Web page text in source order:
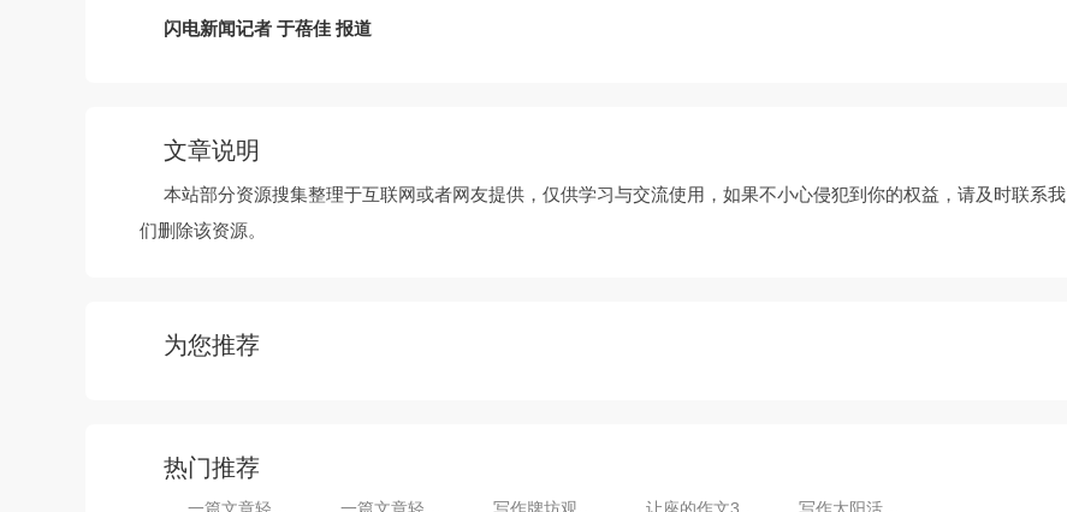
闪电新闻记者 于蓓佳 报道
文章说明
本站部分资源搜集整理于互联网或者网友提供，仅供学习与交流使用，如果不小心侵犯到你的权益，请及时联系我
们删除该资源。
为您推荐
热门推荐